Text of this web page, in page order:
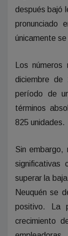
después bajó
pronunciado
únicamente
Los
diciembre
período de
términos
825 unidades.
Sin embargo,
significativas
superar la
Neuquén se
positivo. La
crecimiento